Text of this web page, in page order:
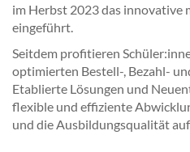
im Herbst 2023 das innovative
eingeführt.
Seitdem profitieren
optimierten Bestell-, Bezahl-
Etablierte Lösungen und
flexible und effiziente
und die Ausbildungsqualität